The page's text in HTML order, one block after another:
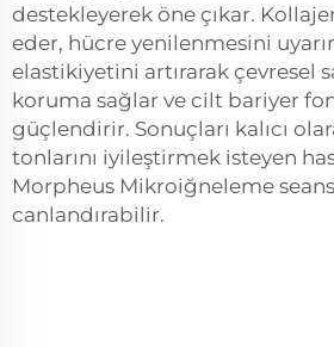
destekleyerek öne çıkar.
eder, hücre yenilenmesini
elastikiyetini artırarak çevresel
koruma sağlar ve cilt bariyer
güçlendirir. Sonuçları kalıcı
tonlarını iyileştirmek isteyen
Morpheus Mikroiğneleme
canlandırabilir.